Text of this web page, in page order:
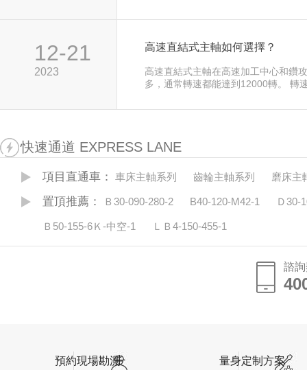
見。 零傳動電主軸採用電機和機床主
出的扭矩和功率要大得多，但相對來
穩性要差一點。 囙此正確地設計機床
機床加工精度的影響是至關重要的。
12-21
2023
高速直結式主軸如何選擇？
高速直結式主軸在高速加工中心和鑽
多，通常轉速都能達到12000轉。 轉
直結式主軸切削力是不如皮帶式主軸
快速通道 EXPRESS LANE
項目直通車： 車床主軸系列 齒輪主軸系列 磨床主
置頂推薦： Ｂ30-090-280-2 B40-120-M42-1 Ｄ30-
Ｂ50-155-6Ｋ-中空-1 ＬＢ4-150-455-1
諮
預約現場勘測 量身定制方案